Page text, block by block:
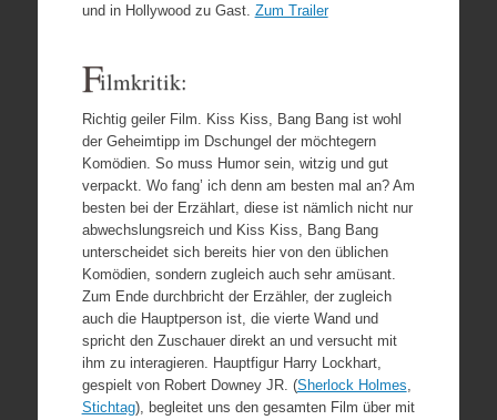
und in Hollywood zu Gast. Zum Trailer
Filmkritik:
Richtig geiler Film. Kiss Kiss, Bang Bang ist wohl
der Geheimtipp im Dschungel der möchtegern
Komödien. So muss Humor sein, witzig und gut
verpackt. Wo fang’ ich denn am besten mal an? Am
besten bei der Erzählart, diese ist nämlich nicht nur
abwechslungsreich und Kiss Kiss, Bang Bang
unterscheidet sich bereits hier von den üblichen
Komödien, sondern zugleich auch sehr amüsant.
Zum Ende durchbricht der Erzähler, der zugleich
auch die Hauptperson ist, die vierte Wand und
spricht den Zuschauer direkt an und versucht mit
ihm zu interagieren. Hauptfigur Harry Lockhart,
gespielt von Robert Downey JR. (Sherlock Holmes
Stichtag), begleitet uns den gesamten Film über mit